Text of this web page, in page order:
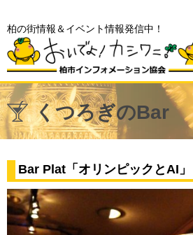
柏の街情報＆イベント情報発信中！
くつろぎのBar
Bar Plat「オリンピックとAI」